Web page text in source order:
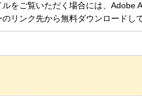
ルをご覧いただく場合には、
リンク先から無料ダウンロードし